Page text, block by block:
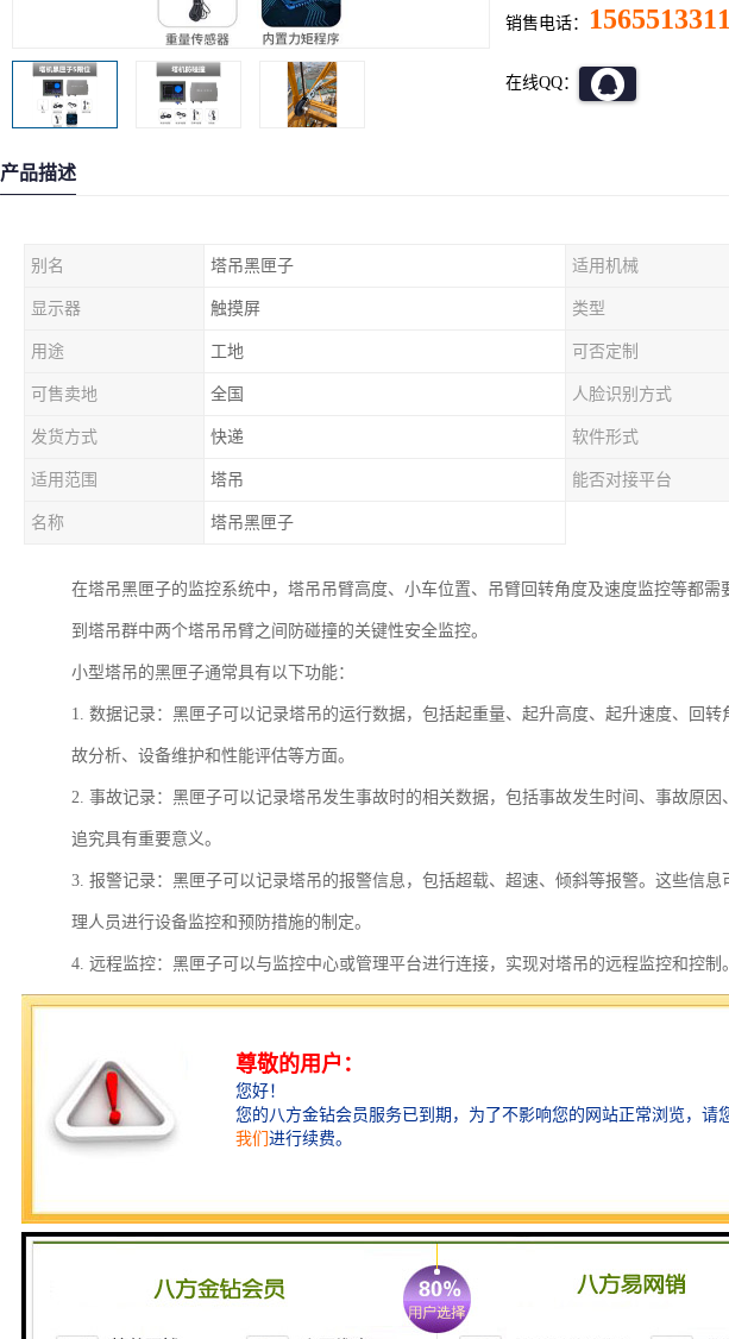
销售电话：
在线QQ：
产品描述
别名 塔吊黑匣子 适用机械
显示器 触摸屏 类型
用途 工地 可否定制
可售卖地 全国 人脸识别方式
发货方式 快递 软件形式
适用范围 塔吊 能否对接平台
名称 塔吊黑匣子
在塔吊黑匣子的监控系统中，塔吊吊臂高度、小车位置、吊臂回转角度及速度监控等都
到塔吊群中两个塔吊吊臂之间防碰撞的关键性安全监控。
小型塔吊的黑匣子通常具有以下功能：
1. 数据记录：黑匣子可以记录塔吊的运行数据，包括起重量、起升高度、起升速度、回
故分析、设备维护和性能评估等方面。
2. 事故记录：黑匣子可以记录塔吊发生事故时的相关数据，包括事故发生时间、事故原
追究具有重要意义。
3. 报警记录：黑匣子可以记录塔吊的报警信息，包括超载、超速、倾斜等报警。这些信
理人员进行设备监控和预防措施的制定。
4. 远程监控：黑匣子可以与监控中心或管理平台进行连接，实现对塔吊的远程监控和控
状态、运行数据和报警信息，及时采取措施防止事故发生。
总之，小型塔吊的黑匣子具有数据记录、事故记录、报警记录和远程监控等功能，能够提